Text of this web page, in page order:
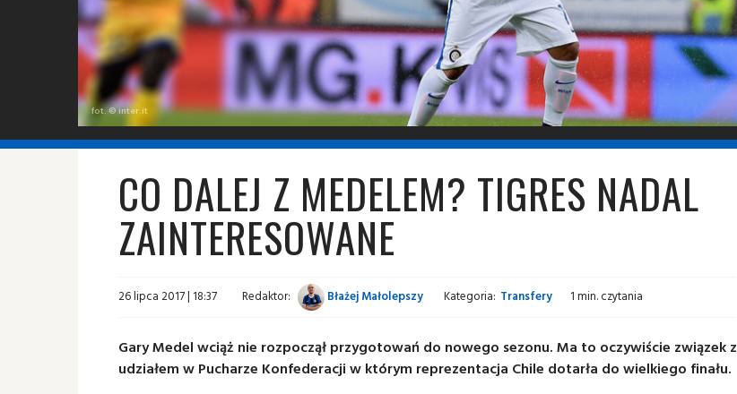
fot. © inter.it
CO DALEJ Z MEDELEM? TIGRES NADAL
ZAINTERESOWANE
26 lipca 2017 | 18:37 Redaktor: Błażej Małolepszy Kategoria: Transfery 1 min. czytania
Gary Medel wciąż nie rozpoczął przygotowań do nowego sezonu. Ma to oczywiście związek z
udziałem w Pucharze Konfederacji w którym reprezentacja Chile dotarła do wielkiego finału.